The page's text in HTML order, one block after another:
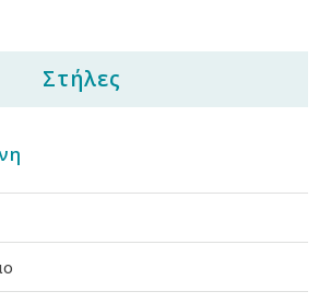
Στήλες